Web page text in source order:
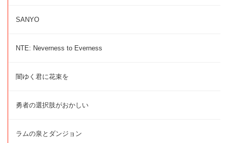
SANYO
NTE: Neverness to Everness
闇ゆく君に花束を
勇者の選択肢がおかしい
ラムの泉とダンジョン